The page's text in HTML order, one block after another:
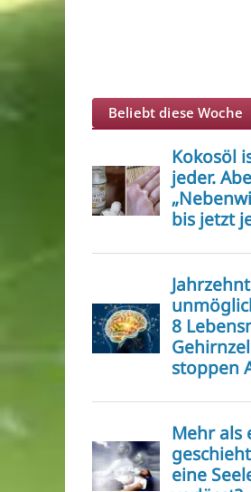
Beliebt diese Woche